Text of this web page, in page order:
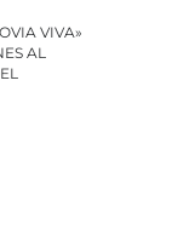
VIVA»
AL